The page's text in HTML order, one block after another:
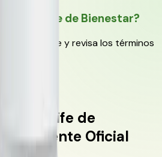
Tu Viaje de Bienestar?
de Herbalife y revisa los términos
de pedido.
Herbalife de
Fuente Oficial